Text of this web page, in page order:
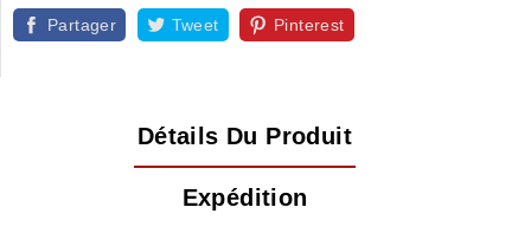
Partager Tweet Pinterest
Détails Du Produit
Expédition